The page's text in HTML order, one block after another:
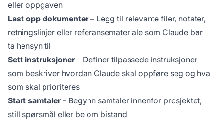
eller oppgaven
Last opp dokumenter– Legg til relevante filer, notater,
retningslinjer eller referansemateriale som Claude bør
ta hensyn til
Sett instruksjoner– Definer tilpassede instruksjoner
som beskriver hvordan Claude skal oppføre seg og hva
som skal prioriteres
Start samtaler– Begynn samtaler innenfor prosjektet,
still spørsmål eller be om bistand